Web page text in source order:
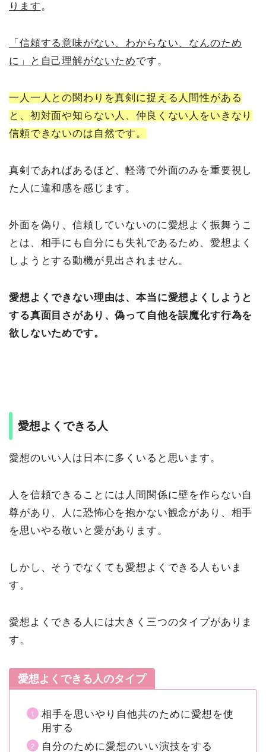
ります。
「信頼する意味がない、わからない、なんのため
に」と自己理解がないためです。
一人一人との関わりを真剣に捉える人間性がある
と、初対面や知らない人、仲良くない人をいきなり
信頼できないのは自然です。
真剣であればあるほど、軽薄で外面のみを重要視し
た人に違和感を感じます。
外面を偽り、信頼していないのに愛想よく振舞うこ
とは、相手にも自分にも失礼であるため、愛想よく
しようとする動機が見出されません。
愛想よくできない理由は、本当に愛想よくしようと
する真面目さがあり、偽って自他を誤魔化す行為を
欲しないためです。
愛想よくできる人
愛想のいい人は日本に多くいると思います。
人を信頼できることには人間関係に壁を作らない自
尊があり、人に恐怖心を抱かない観念があり、相手
を思いやる敬いと愛があります。
しかし、そうでなくても愛想よくできる人もいま
す。
愛想よくできる人には大きく三つのタイプがありま
す。
愛想よくできる人のタイプ
相手を思いやり自他共のために愛想を使
用する
自分のために愛想のいい演技をする